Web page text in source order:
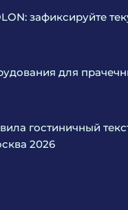
зафиксируйте
для
гостиничный
2026